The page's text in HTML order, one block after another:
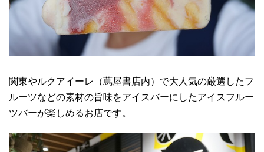
関東やルクアイーレ（蔦屋書店内）で大人気の厳選したフ
ルーツなどの素材の旨味をアイスバーにしたアイスフルー
ツバーが楽しめるお店です。